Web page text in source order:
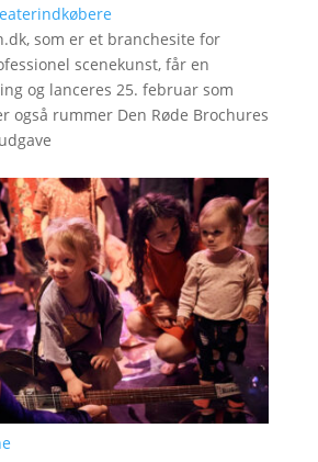
som er et branchesite for
scenekunst, får en
og lanceres 25. februar som
også rummer Den Røde Brochures